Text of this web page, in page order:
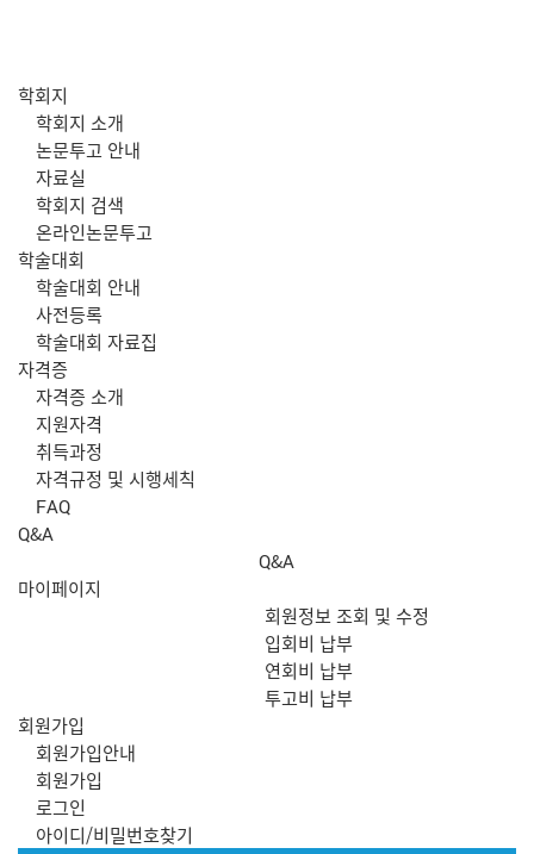
학회지
학회지 소개
논문투고 안내
자료실
학회지 검색
온라인논문투고
학술대회
학술대회 안내
사전등록
학술대회 자료집
자격증
자격증 소개
지원자격
취득과정
자격규정 및 시행세칙
FAQ
Q&A
Q&A
마이페이지
회원정보 조회 및 수정
입회비 납부
연회비 납부
투고비 납부
회원가입
회원가입안내
회원가입
로그인
아이디/비밀번호찾기